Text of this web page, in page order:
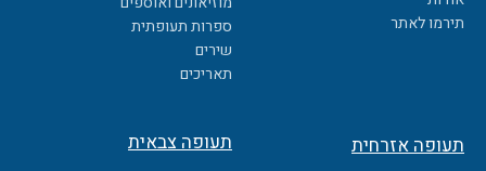
o
k
תירמו לאתר
ספרות תעופתית
שירים
תאריכים
תעופה אזרחית תעופה צבאית